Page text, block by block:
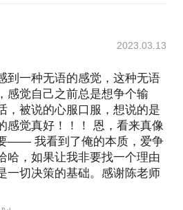
2023.03.13
到一种无语的感觉，这种无语
感觉自己之前总是想争个输
，被说的心服口服，想说的是
感觉真好！！！ 恩，看来真像
—— 我看到了俺的本质，爱争
哈，如果让我非要找一个理由
切决策的基础。感谢陈老师